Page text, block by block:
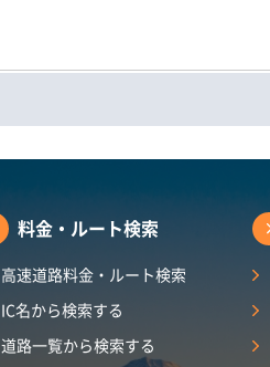
料金・ルート検索
高速道路料金・ルート検索
IC名から検索する
道路一覧から検索する